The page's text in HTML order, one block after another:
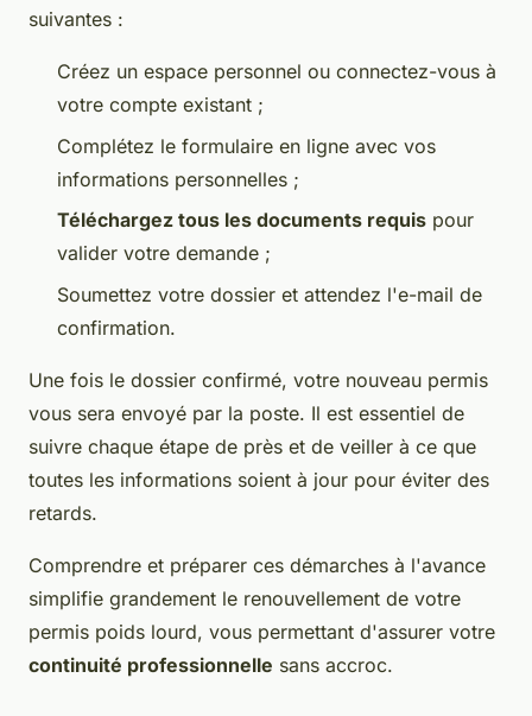
suivantes :
Créez un espace personnel ou connectez-vous à
votre compte existant ;
Complétez le formulaire en ligne avec vos
informations personnelles ;
Téléchargez tous les documents requis pour
valider votre demande ;
Soumettez votre dossier et attendez l'e-mail de
confirmation.
Une fois le dossier confirmé, votre nouveau permis
vous sera envoyé par la poste. Il est essentiel de
suivre chaque étape de près et de veiller à ce que
toutes les informations soient à jour pour éviter des
retards.
Comprendre et préparer ces démarches à l'avance
simplifie grandement le renouvellement de votre
permis poids lourd, vous permettant d'assurer votre
continuité professionnelle sans accroc.